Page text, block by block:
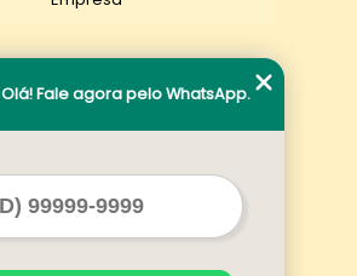
Contato
Olá! Fale agora pelo WhatsApp.